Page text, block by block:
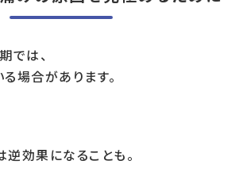
では、
場合があります。
効果になることも。